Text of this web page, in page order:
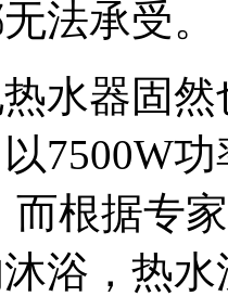
法承受。
器固然
7500W
而根据专
浴，热